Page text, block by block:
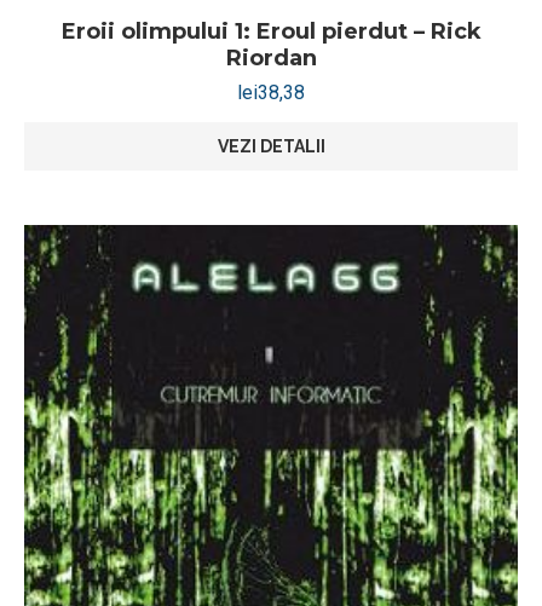
Eroii olimpului 1: Eroul pierdut – Rick
Riordan
lei38,38
VEZI DETALII